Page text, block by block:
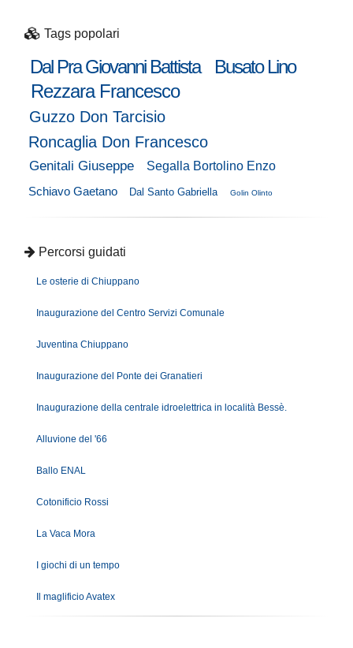
Tags popolari
Dal Pra Giovanni Battista
Busato Lino
Rezzara Francesco
Guzzo Don Tarcisio
Roncaglia Don Francesco
Genitali Giuseppe
Segalla Bortolino Enzo
Schiavo Gaetano
Dal Santo Gabriella Golin Olinto
Percorsi guidati
Le osterie di Chiuppano
Inaugurazione del Centro Servizi Comunale
Juventina Chiuppano
Inaugurazione del Ponte dei Granatieri
Inaugurazione della centrale idroelettrica in località Bessè.
Alluvione del '66
Ballo ENAL
Cotonificio Rossi
La Vaca Mora
I giochi di un tempo
Il maglificio Avatex